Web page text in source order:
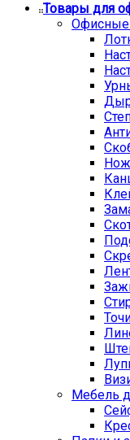
Товары для
Офисные
Мебель